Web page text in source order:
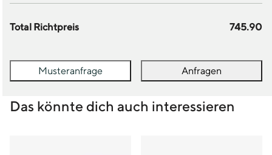
Total Richtpreis 745.90
Musteranfrage Anfragen
Das könnte dich auch interessieren